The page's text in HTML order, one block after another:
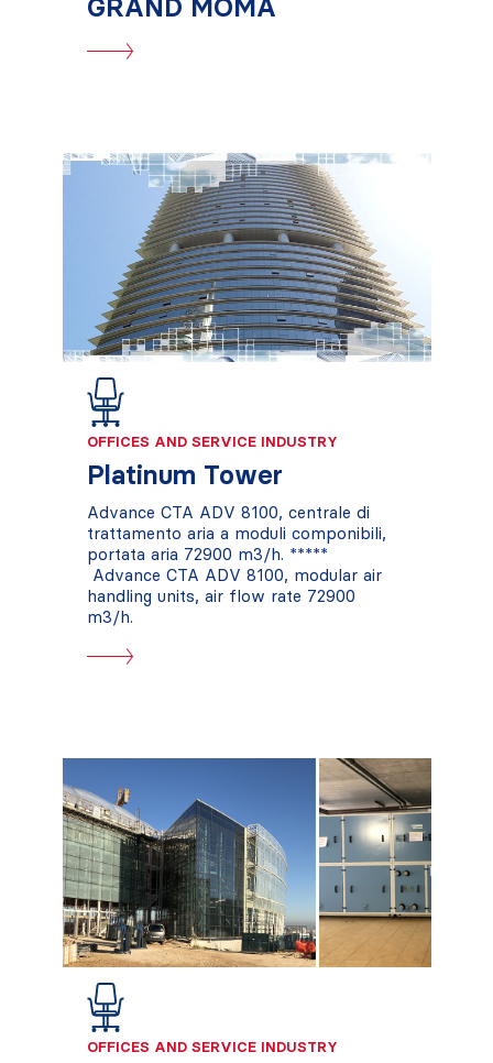
GRAND MOMA
OFFICES AND SERVICE INDUSTRY
Platinum Tower
Advance CTA ADV 8100, centrale di
trattamento aria a moduli componibili,
portata aria 72900 m3/h. *****
Advance CTA ADV 8100, modular air
handling units, air flow rate 72900
m3/h.
OFFICES AND SERVICE INDUSTRY